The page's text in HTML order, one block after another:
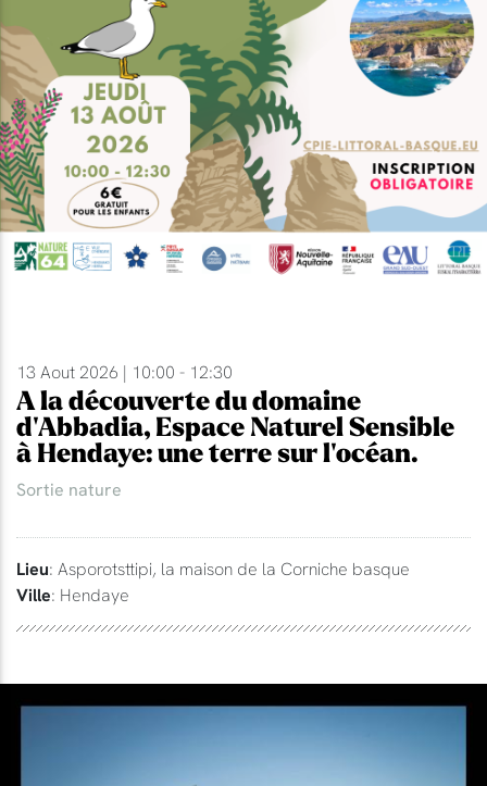
13 Aout 2026 | 10:00 - 12:30
A la découverte du domaine
d'Abbadia, Espace Naturel Sensible
à Hendaye: une terre sur l'océan.
Sortie nature
Lieu: Asporotsttipi, la maison de la Corniche basque
Ville: Hendaye